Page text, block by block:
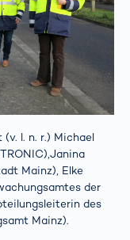
l. n. r.) Michael
Mainz), Elke
der
des
Mainz).